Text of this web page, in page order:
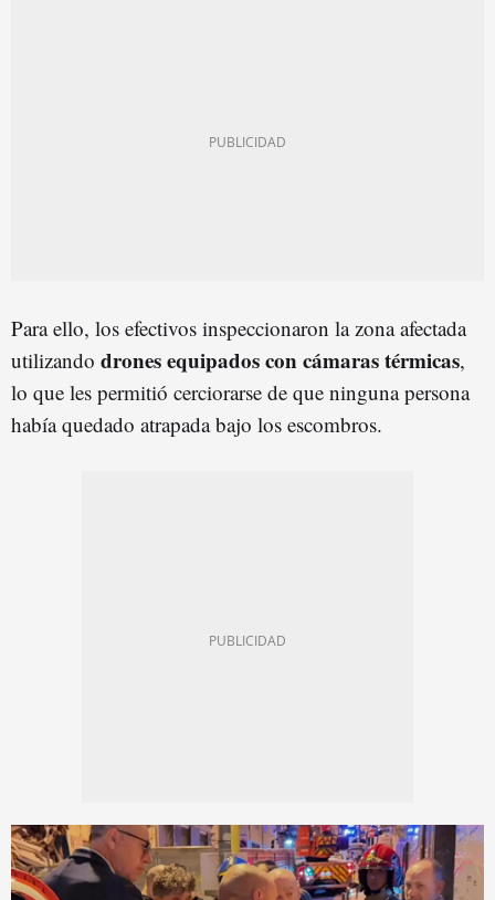
Para ello, los efectivos inspeccionaron la zona afectada
utilizando drones equipados con cámaras térmicas,
lo que les permitió cerciorarse de que ninguna persona
había quedado atrapada bajo los escombros.